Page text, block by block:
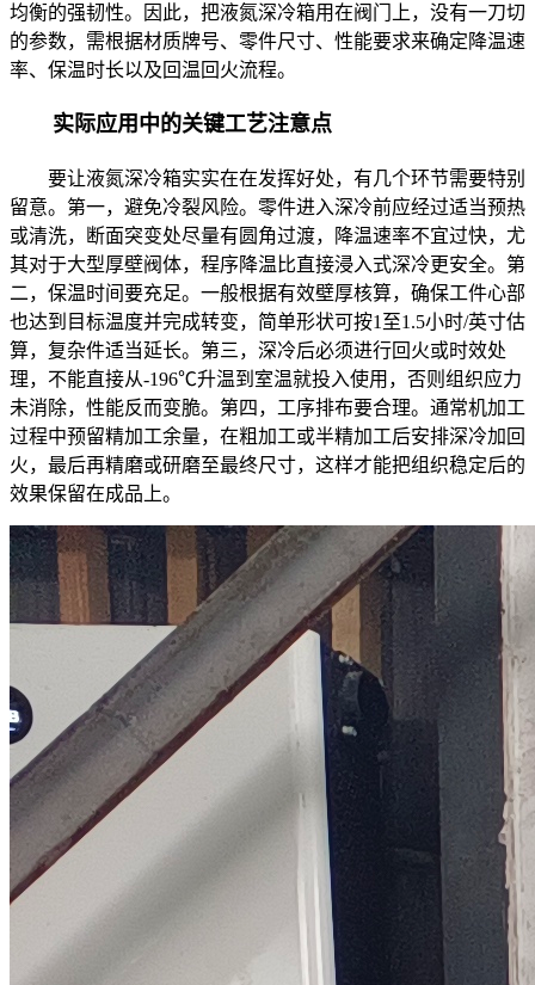
均衡的强韧性。因此，把液氮深冷箱用在阀门上，没有一刀切
的参数，需根据材质牌号、零件尺寸、性能要求来确定降温速
率、保温时长以及回温回火流程。
实际应用中的关键工艺注意点
要让液氮深冷箱实实在在发挥好处，有几个环节需要特别
留意。第一，避免冷裂风险。零件进入深冷前应经过适当预热
或清洗，断面突变处尽量有圆角过渡，降温速率不宜过快，尤
其对于大型厚壁阀体，程序降温比直接浸入式深冷更安全。第
二，保温时间要充足。一般根据有效壁厚核算，确保工件心部
也达到目标温度并完成转变，简单形状可按1至1.5小时/英寸估
算，复杂件适当延长。第三，深冷后必须进行回火或时效处
理，不能直接从-196℃升温到室温就投入使用，否则组织应力
未消除，性能反而变脆。第四，工序排布要合理。通常机加工
过程中预留精加工余量，在粗加工或半精加工后安排深冷加回
火，最后再精磨或研磨至最终尺寸，这样才能把组织稳定后的
效果保留在成品上。